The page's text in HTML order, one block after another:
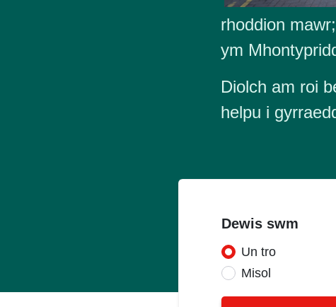
rhoddion
ym
Diolch am roi
helpu i
Dewis swm
Donation
Un tro
Misol